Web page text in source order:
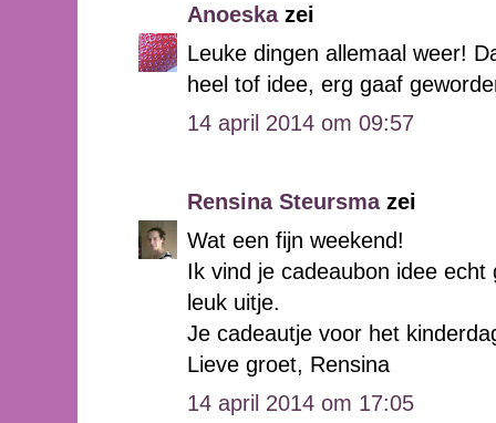
Anoeskazei
Leuke dingen allemaal weer!
heel tof idee, erg gaaf
14 april 2014 om 09:57
Rensina Steursmazei
Wat een fijn weekend!
Ik vind je cadeaubon idee
leuk uitje.
Je cadeautje voor het
Lieve groet, Rensina
14 april 2014 om 17:05